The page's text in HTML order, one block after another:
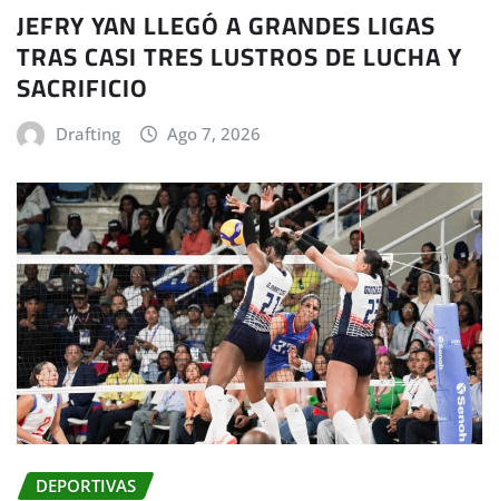
JEFRY YAN LLEGÓ A GRANDES LIGAS
TRAS CASI TRES LUSTROS DE LUCHA Y
SACRIFICIO
Drafting Ago 7, 2026
DEPORTIVAS